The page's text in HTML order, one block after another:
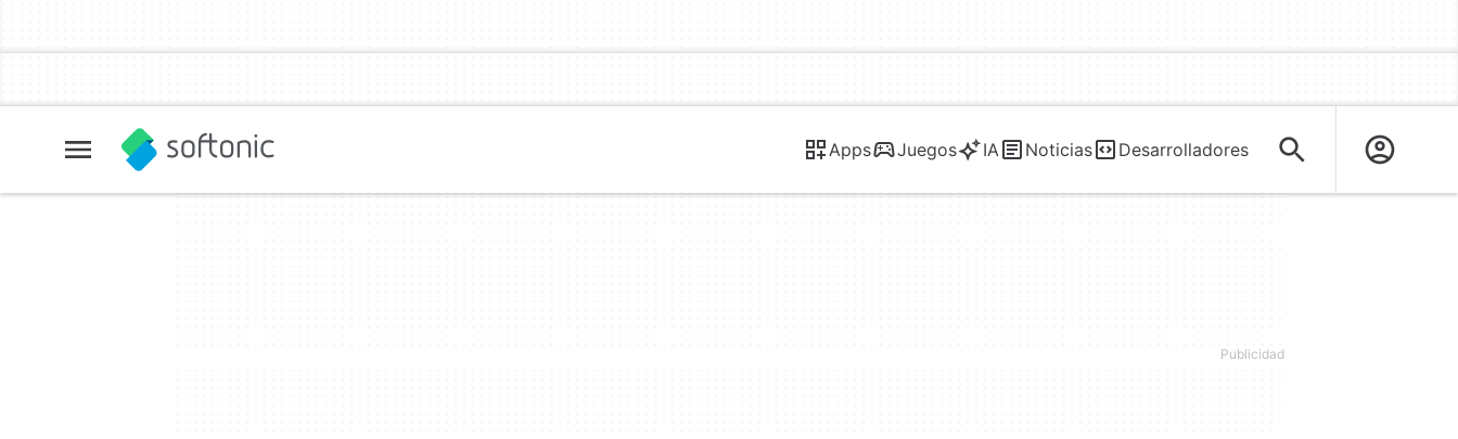
Apps Juegos IA Noticias Desarrolladores